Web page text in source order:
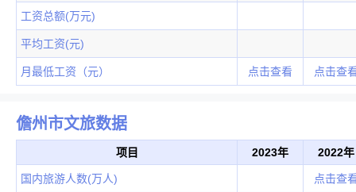
工资总额(万元)
平均工资(元)
月最低工资（元） 点击查看 点击查
儋州市文旅数据
项目 2023年 2022年
国内旅游人数(万人) 点击查